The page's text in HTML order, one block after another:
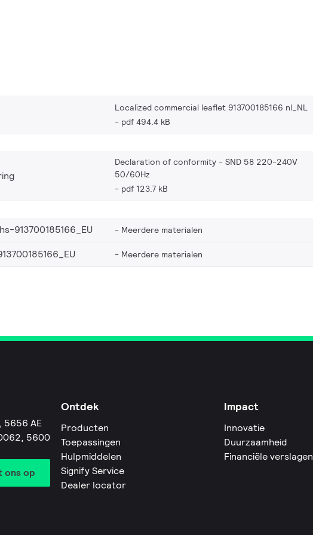
Localized commercial leaflet 913700185166 nl_NL
pdf 494.4 kB
Declaration of conformity - SND 58 220-240V
50/60Hz
pdf 123.7 kB
913700185166_EU Meerdere materialen
Meerdere materialen
5656 AE
5600
ons op
Ontdek
Producten
Toepassingen
Hulpmiddelen
Signify Service
Dealer locator
Impact
Innovatie
Duurzaamheid
Financiële verslagen